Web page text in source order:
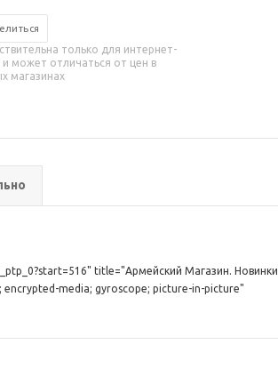
только для интернет-
и может отличаться от цен в
магазинах
title="Армейский Магазин. Новинки.
media; gyroscope; picture-in-picture"